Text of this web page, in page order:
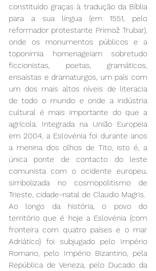
constituído graças à tradução da Bíblia
para a sua língua (em 1551, pelo
reformador protestante Primož Trubar),
onde os monumentos públicos e a
toponímia homenageiam sobretudo
ficcionistas, poetas, gramáticos,
ensaístas e dramaturgos, um país com
um dos mais altos níveis de literacia
de todo o mundo e onde a indústria
cultural é mais importante do que a
agrícola. Integrada na União Europeia
em 2004, a Eslovénia foi durante anos
a menina dos olhos de Tito, isto é, a
única ponte de contacto do leste
comunista com o ocidente europeu,
simbolizada no cosmopolitismo de
Ao longo da história, o povo do
território que é hoje a Eslovénia (com
fronteira com quatro países e o mar
Adriático) foi subjugado pelo Império
Romano, pelo Império Bizantino, pela
República de Veneza, pelo Ducado da